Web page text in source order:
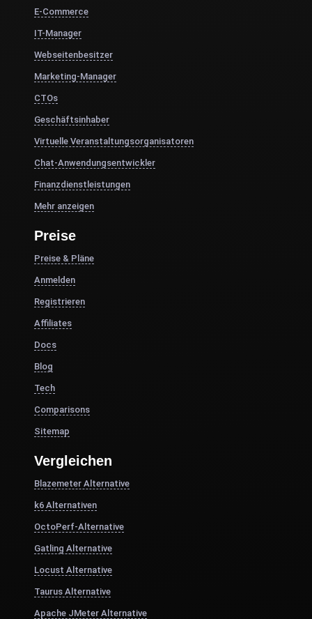
E-Commerce
IT-Manager
Webseitenbesitzer
Marketing-Manager
CTOs
Geschäftsinhaber
Virtuelle Veranstaltungsorganisatoren
Chat-Anwendungsentwickler
Finanzdienstleistungen
Mehr anzeigen
Preise
Preise & Pläne
Anmelden
Registrieren
Affiliates
Docs
Blog
Tech
Comparisons
Sitemap
Vergleichen
Blazemeter Alternative
k6 Alternativen
OctoPerf-Alternative
Gatling Alternative
Locust Alternative
Taurus Alternative
Apache JMeter Alternative